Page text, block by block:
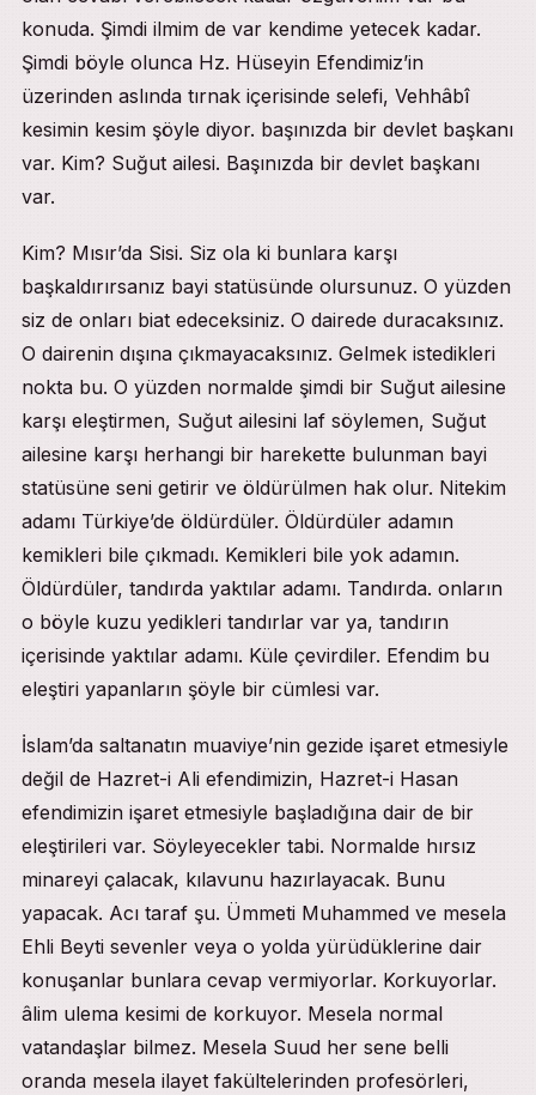
konuda. Şimdi ilmim de var kendime yetecek kadar.
Şimdi böyle olunca Hz. Hüseyin Efendimiz’in
üzerinden aslında tırnak içerisinde selefi, Vehhâbî
kesimin kesim şöyle diyor. başınızda bir devlet başkanı
var. Kim? Suğut ailesi. Başınızda bir devlet başkanı
var.
Kim? Mısır’da Sisi. Siz ola ki bunlara karşı
başkaldırırsanız bayi statüsünde olursunuz. O yüzden
siz de onları biat edeceksiniz. O dairede duracaksınız.
O dairenin dışına çıkmayacaksınız. Gelmek istedikleri
nokta bu. O yüzden normalde şimdi bir Suğut ailesine
karşı eleştirmen, Suğut ailesini laf söylemen, Suğut
ailesine karşı herhangi bir harekette bulunman bayi
statüsüne seni getirir ve öldürülmen hak olur. Nitekim
adamı Türkiye’de öldürdüler. Öldürdüler adamın
kemikleri bile çıkmadı. Kemikleri bile yok adamın.
Öldürdüler, tandırda yaktılar adamı. Tandırda. onların
o böyle kuzu yedikleri tandırlar var ya, tandırın
içerisinde yaktılar adamı. Küle çevirdiler. Efendim bu
eleştiri yapanların şöyle bir cümlesi var.
İslam’da saltanatın muaviye’nin gezide işaret etmesiyle
değil de Hazret-i Ali efendimizin, Hazret-i Hasan
efendimizin işaret etmesiyle başladığına dair de bir
eleştirileri var. Söyleyecekler tabi. Normalde hırsız
minareyi çalacak, kılavunu hazırlayacak. Bunu
yapacak. Acı taraf şu. Ümmeti Muhammed ve mesela
Ehli Beyti sevenler veya o yolda yürüdüklerine dair
konuşanlar bunlara cevap vermiyorlar. Korkuyorlar.
âlim ulema kesimi de korkuyor. Mesela normal
vatandaşlar bilmez. Mesela Suud her sene belli
oranda mesela ilayet fakültelerinden profesörleri,